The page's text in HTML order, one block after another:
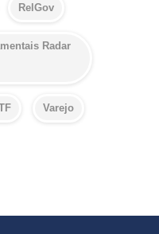
RelGov
Radar
Varejo